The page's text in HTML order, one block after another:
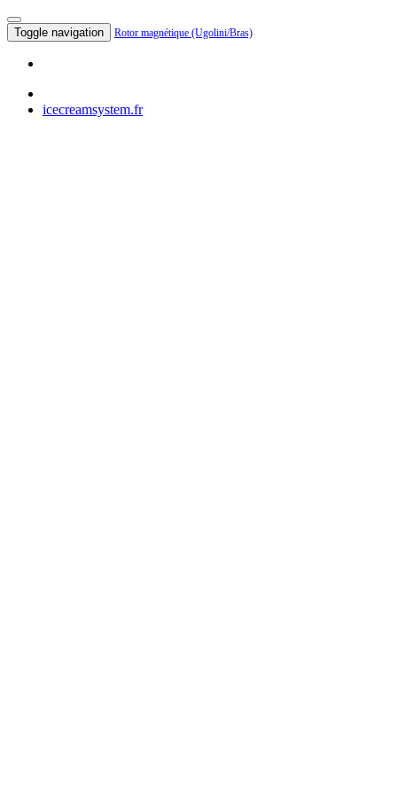
Toggle navigation Rotor magnétique (Ugolini/Bras)
icecreamsystem.fr